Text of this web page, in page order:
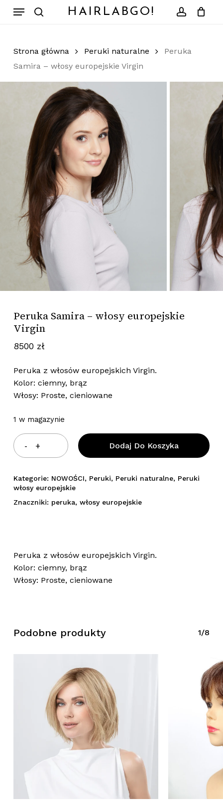
HAIRLABGO!
Menu
Strona główna Peruki naturalne
Peruka
Samira – włosy europejskie Virgin
Peruka Samira – włosy europejskie
Virgin
8500 zł
Peruka z włosów europejskich Virgin.
Kolor: ciemny, brąz
Włosy: Proste, cieniowane
1 w magazynie
Dodaj Do Koszyka
Kategorie: NOWOŚCI, Peruki, Peruki naturalne, Peruki
włosy europejskie
Znaczniki: peruka, włosy europejskie
Peruka z włosów europejskich Virgin.
Kolor: ciemny, brąz
Włosy: Proste, cieniowane
Podobne produkty 1/8